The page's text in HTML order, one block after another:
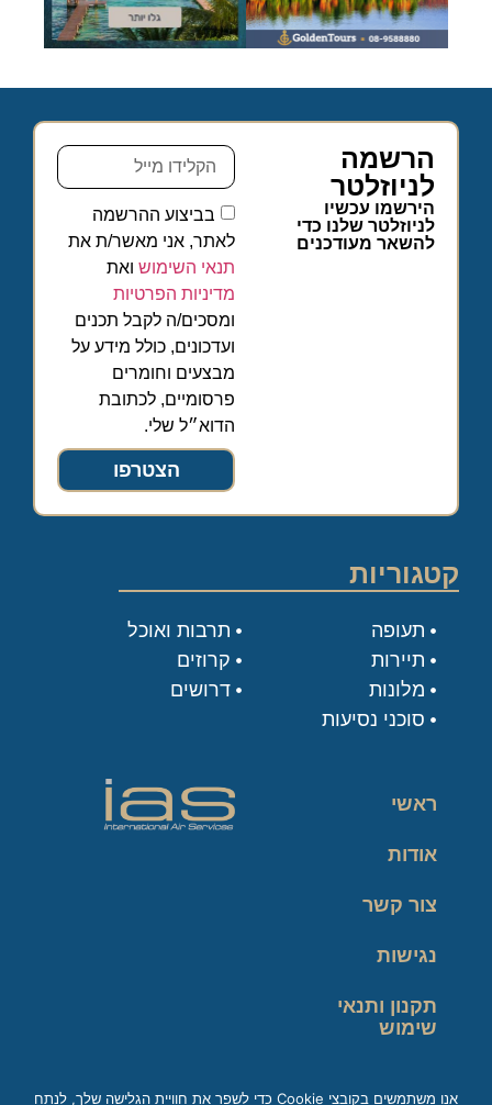
הרשמה
לניוזלטר
הירשמו עכשיו
לניוזלטר שלנו כדי
להשאר מעודכנים
בביצוע ההרשמה
לאתר, אני מאשר/ת את
תנאי השימוש ואת
מדיניות הפרטיות
ומסכים/ה לקבל תכנים
ועדכונים, כולל מידע על
מבצעים וחומרים
פרסומיים, לכתובת
הדוא״ל שלי.
הצטרפו
קטגוריות
תעופה
תיירות
מלונות
סוכני נסיעות
תרבות ואוכל
קרוזים
דרושים
ראשי
אודות
צור קשר
נגישות
תקנון ותנאי
שימוש
אנו משתמשים בקובצי Cookie כדי לשפר את חוויית הגלישה שלך, לנתח